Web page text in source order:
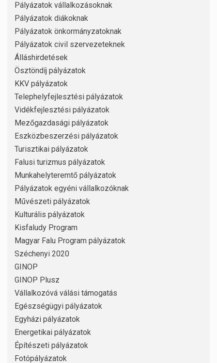
Pályázatok vállalkozásoknak
Pályázatok diákoknak
Pályázatok önkormányzatoknak
Pályázatok civil szervezeteknek
Álláshirdetések
Ösztöndíj pályázatok
KKV pályázatok
Telephelyfejlesztési pályázatok
Vidékfejlesztési pályázatok
Mezőgazdasági pályázatok
Eszközbeszerzési pályázatok
Turisztikai pályázatok
Falusi turizmus pályázatok
Munkahelyteremtő pályázatok
Pályázatok egyéni vállalkozóknak
Művészeti pályázatok
Kulturális pályázatok
Kisfaludy Program
Magyar Falu Program pályázatok
Széchenyi 2020
GINOP
GINOP Plusz
Vállalkozóvá válási támogatás
Egészségügyi pályázatok
Egyházi pályázatok
Energetikai pályázatok
Építészeti pályázatok
Fotópályázatok